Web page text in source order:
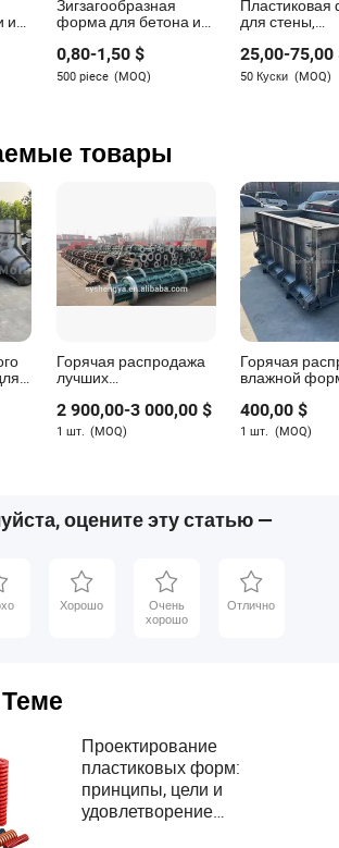
Tucker Nguyen
Автор
опытный автор с обширным опытом
в этой сфере, что
экспертизы.
из
Зигзагообразная
форма для бетона из
форма для кирпичей,
цементные плитки,
формы для
0,80-1,50$
500 piece (MOQ)
для стены,
для забора,
для
плитка в
25,00-75,00
50 Куски (MOQ)
товары
Горячая распродажа
лучших
форм для бетонных
столбов в Китае
2 900,00-3 000,00$
1 шт. (MOQ)
Горячая
влажной
бетонного
стали для
400,00 $
1 шт. (MOQ)
оцените эту статью —
Хорошо
Очень
хорошо
Отлично
Проектирование
пластиковых форм:
принципы, цели и
удовлетворение